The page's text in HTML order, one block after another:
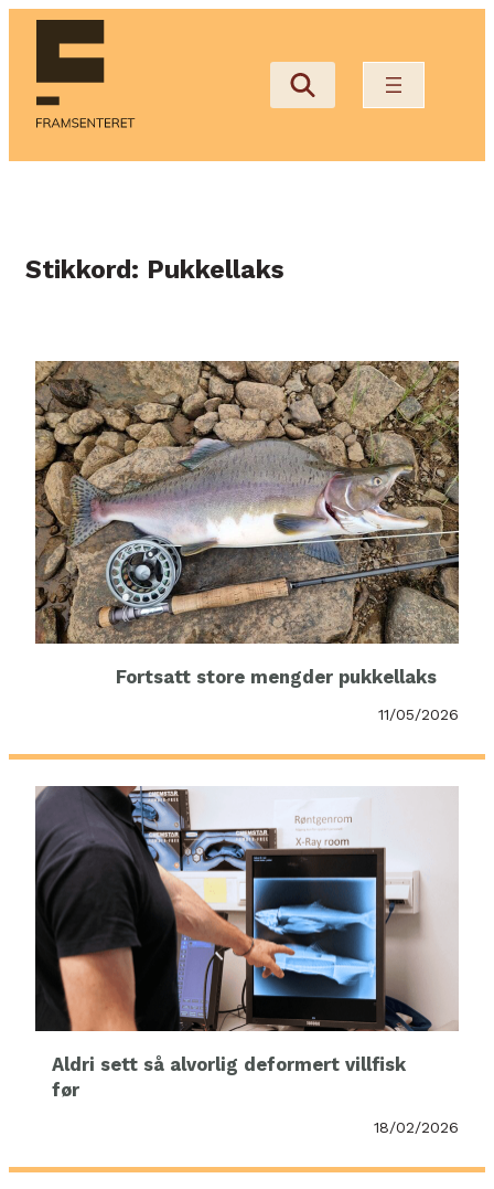
Hopp
innhold
Stikkord: Pukkellaks
Fortsatt store mengder pukkellaks
11/05/2026
Aldri sett så alvorlig deformert villfisk
før
18/02/2026